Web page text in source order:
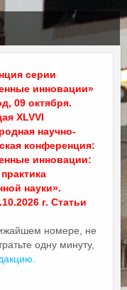
серии
инновации»
09 октября.
XLVVI
научно-
конференция:
инновации:
науки».
г. Статьи
номере, не
одну минуту,